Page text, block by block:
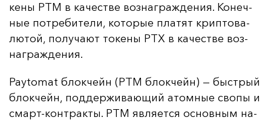
ке­ны PTM в ка­чес­тве воз­наг­раж­де­ния. Ко­неч­
ные пот­ре­би­те­ли, ко­то­рые пла­тят крип­то­ва­
лю­той, по­лу­ча­ют то­ке­ны PTX в ка­чес­тве воз­
наг­раж­де­ния.
Paytomat блок­чейн (PTM блок­чейн) — быс­трый
блок­чейн, под­дер­жи­ва­ющий атом­ные сво­пы и
смарт-кон­трак­ты. PTM яв­ля­ет­ся ос­нов­ным на­